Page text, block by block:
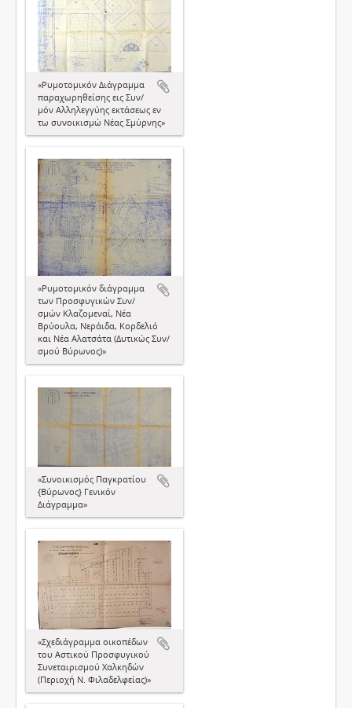
«Ρυμοτομικόν Διάγραμμα
παραχωρηθείσης εις Συν/
μόν Αλληλεγγύης εκτάσεως εν
τω συνοικισμώ Νέας Σμύρνης»
«Ρυμοτομικόν διάγραμμα
των Προσφυγικών Συν/
σμών Κλαζομεναί, Νέα
Βρύουλα, Νεράιδα, Κορδελιό
και Νέα Αλατσάτα (Δυτικώς Συν/
σμού Βύρωνος)»
«Συνοικισμός Παγκρατίου
{Βύρωνος} Γενικόν
Διάγραμμα»
«Σχεδιάγραμμα οικοπέδων
του Αστικού Προσφυγικού
Συνεταιρισμού Χαλκηδών
(Περιοχή Ν. Φιλαδελφείας)»